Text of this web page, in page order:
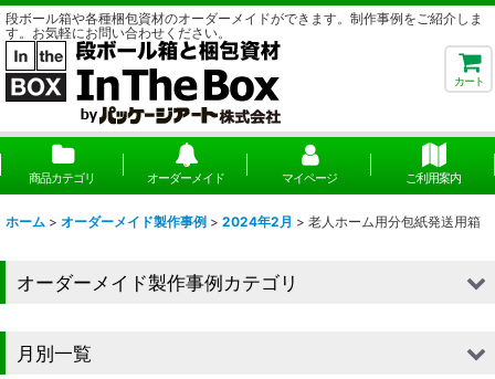
段ボール箱や各種梱包資材のオーダーメイドができます。制作事例をご紹介しま
す。お気軽にお問い合わせください。
カート
商品カテゴリ オーダーメイド マイページ ご利用案内
ホーム > オーダーメイド製作事例 > 2024年2月 > 老人ホーム用分包紙発送用箱
オーダーメイド製作事例カテゴリ
■段ボール（箱以外）
月別一覧